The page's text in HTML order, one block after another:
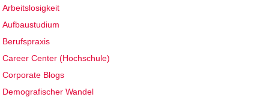
Arbeitslosigkeit
Aufbaustudium
Berufspraxis
Career Center (Hochschule)
Corporate Blogs
Demografischer Wandel